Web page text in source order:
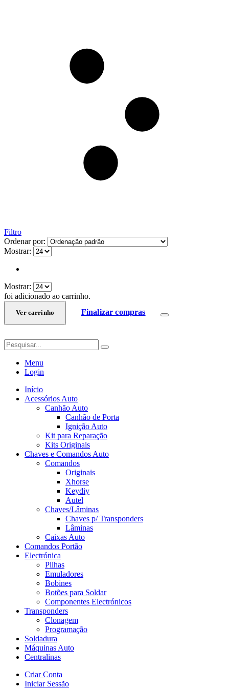
Filtro
Ordenar por:
Mostrar:
Mostrar:
foi adicionado ao carrinho.
Ver carrinho Finalizar compras
Menu
Login
Início
Acessórios Auto
Canhão Auto
Canhão de Porta
Ignição Auto
Kit para Reparação
Kits Originais
Chaves e Comandos Auto
Comandos
Originais
Xhorse
Keydiy
Autel
Chaves/Lâminas
Chaves p/ Transponders
Lâminas
Caixas Auto
Comandos Portão
Electrónica
Pilhas
Emuladores
Bobines
Botões para Soldar
Componentes Electrónicos
Transponders
Clonagem
Programação
Soldadura
Máquinas Auto
Centralinas
Criar Conta
Iniciar Sessão